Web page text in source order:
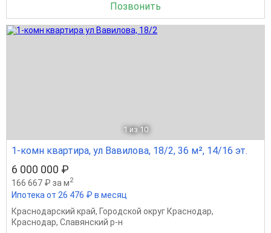
Позвонить
1 из 10
1-комн квартира, ул Вавилова, 18/2, 36 м², 14/16 эт.
6 000 000 ₽
166 667 ₽ за м2
Ипотека от 26 476 ₽ в месяц
Краснодарский край, Городской округ Краснодар,
Краснодар, Славянский р-н